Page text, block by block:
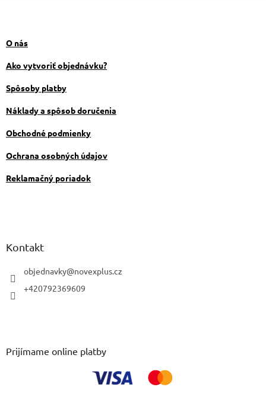
O nás
Ako vytvoriť objednávku?
Spôsoby platby
Náklady a spôsob doručenia
Obchodné podmienky
Ochrana osobných údajov
Reklamačný poriadok
Kontakt
objednavky@novexplus.cz
+420792369609
Prijímame online platby